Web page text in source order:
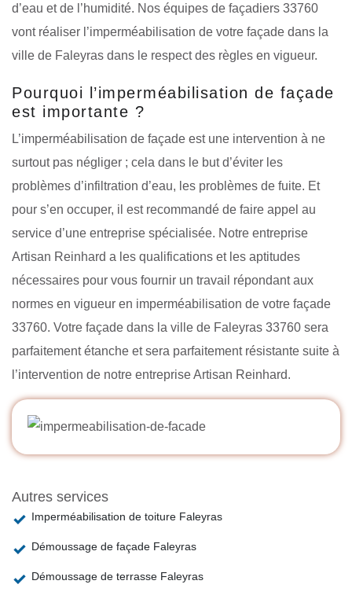
d’eau et de l’humidité. Nos équipes de façadiers 33760
vont réaliser l’imperméabilisation de votre façade dans la
ville de Faleyras dans le respect des règles en vigueur.
Pourquoi l’imperméabilisation de façade
est importante ?
L’imperméabilisation de façade est une intervention à ne
surtout pas négliger ; cela dans le but d’éviter les
problèmes d’infiltration d’eau, les problèmes de fuite. Et
pour s’en occuper, il est recommandé de faire appel au
service d’une entreprise spécialisée. Notre entreprise
Artisan Reinhard a les qualifications et les aptitudes
nécessaires pour vous fournir un travail répondant aux
normes en vigueur en imperméabilisation de votre façade
33760. Votre façade dans la ville de Faleyras 33760 sera
parfaitement étanche et sera parfaitement résistante suite à
l’intervention de notre entreprise Artisan Reinhard.
Autres services
Imperméabilisation de toiture Faleyras
Démoussage de façade Faleyras
Démoussage de terrasse Faleyras